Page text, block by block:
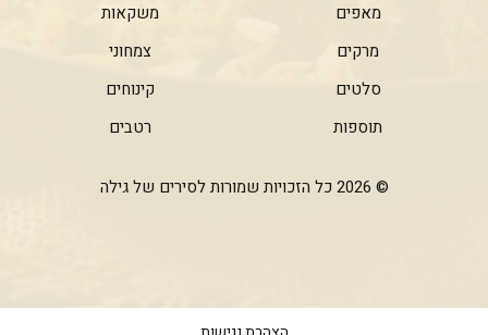
מאפים
מרקים
סלטים
תוספות
משקאות
צמחוני
קינוחים
רטבים
© 2026 כל הזכויות שמורות לסירים של גילה